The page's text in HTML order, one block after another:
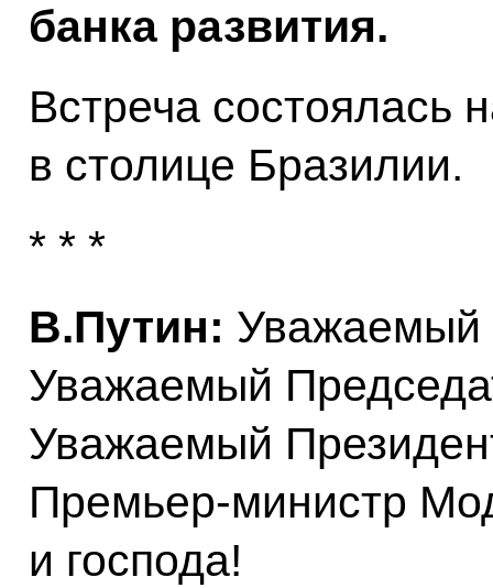
банка развития.
Встреча
в столице Бразилии.
* * *
В.Путин: Уважаемый
Уважаемый
Уважаемый
Премьер-министр
и господа!